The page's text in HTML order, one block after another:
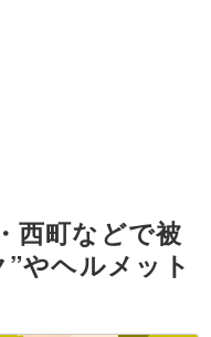
西町などで被
やヘルメット